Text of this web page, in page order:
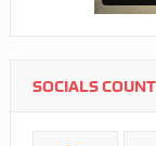
SOCIALS